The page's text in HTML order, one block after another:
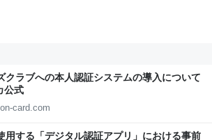
クラブへの本人認証システムの導入について
公式
card.com
用する「デジタル認証アプリ」における事前